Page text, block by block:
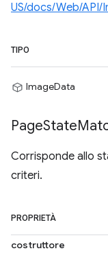
US/docs/Web/API/
TIPO
ImageData
PageState
Corrisponde allo
criteri.
PROPRIETÀ
costruttore